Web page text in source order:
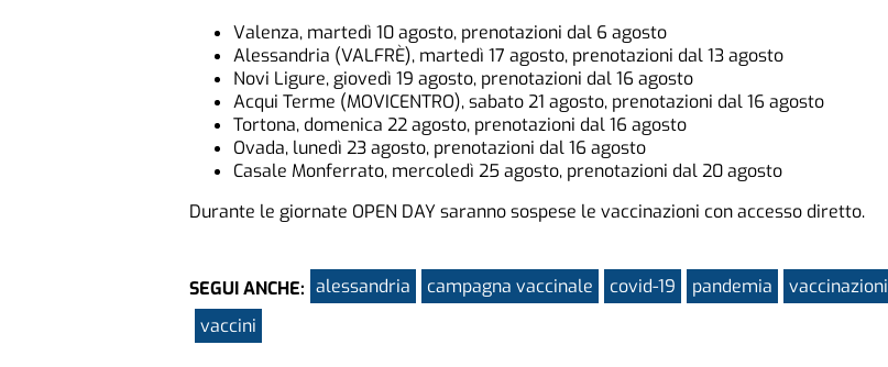
Valenza, martedì 10 agosto, prenotazioni dal 6 agosto
Alessandria (VALFRÈ), martedì 17 agosto, prenotazioni dal 13 agosto
Novi Ligure, giovedì 19 agosto, prenotazioni dal 16 agosto
Acqui Terme (MOVICENTRO), sabato 21 agosto, prenotazioni dal 16 agosto
Tortona, domenica 22 agosto, prenotazioni dal 16 agosto
Ovada, lunedì 23 agosto, prenotazioni dal 16 agosto
Casale Monferrato, mercoledì 25 agosto, prenotazioni dal 20 agosto
Durante le giornate OPEN DAY saranno sospese le vaccinazioni con accesso diretto.
SEGUI ANCHE: alessandria campagna vaccinale covid-19 pandemia
vaccinazioni
vaccini